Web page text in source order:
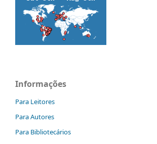
Informações
Para Leitores
Para Autores
Para Bibliotecários